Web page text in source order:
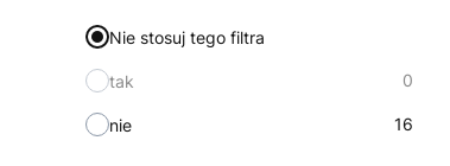
Nie stosuj tego filtra
tak 0
nie 16